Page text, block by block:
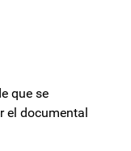
que se
el documental